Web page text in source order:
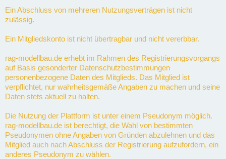
Ein Abschluss von mehreren Nutzungsverträgen ist nicht
zulässig.
Ein Mitgliedskonto ist nicht übertragbar und nicht vererbbar.
rag-modellbau.de erhebt im Rahmen des Registrierungsvorgangs
auf Basis gesonderter Datenschutzbestimmungen
personenbezogene Daten des Mitglieds. Das Mitglied ist
verpflichtet, nur wahrheitsgemäße Angaben zu machen und seine
Daten stets aktuell zu halten.
Die Nutzung der Plattform ist unter einem Pseudonym möglich.
rag-modellbau.de ist berechtigt, die Wahl von bestimmten
Pseudonymen ohne Angaben von Gründen abzulehnen und das
Mitglied auch nach Abschluss der Registrierung aufzufordern, ein
anderes Pseudonym zu wählen.